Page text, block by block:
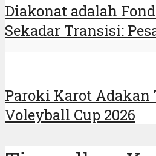
Diakonat adalah
Sekadar Transisi:
Paroki Karot Adakan
Voleyball Cup 2026